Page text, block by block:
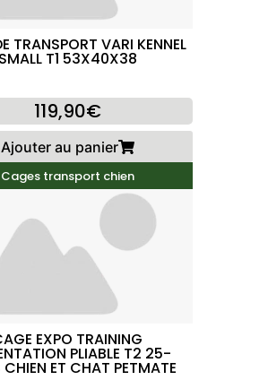
TRANSPORT VARI KENNEL
SMALL T1 53X40X38
119,90€
Ajouter au panier
Cages transport chien
EXPO TRAINING
PLIABLE T2 25-
ET CHAT PETMATE